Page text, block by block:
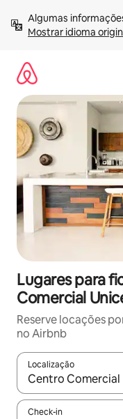
para
Mostrar idioma
Lugares para
Comercial
Reserve locações
no Airbnb
Localização
Quando os
Check-in